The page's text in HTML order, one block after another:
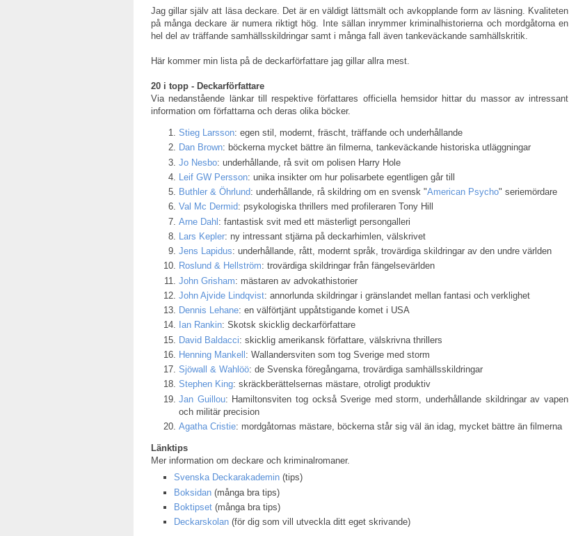
Jag gillar själv att läsa deckare. Det är en väldigt lättsmält och avkopplande form av läsning. Kvaliteten
på många deckare är numera riktigt hög. Inte sällan inrymmer kriminalhistorierna och mordgåtorna en
hel del av träffande samhällsskildringar samt i många fall även tankeväckande samhällskritik.
Här kommer min lista på de deckarförfattare jag gillar allra mest.
20 i topp - Deckarförfattare
Via nedanstående länkar till respektive författares officiella hemsidor hittar du massor av intressant
information om författarna och deras olika böcker.
Stieg Larsson: egen stil, modernt, fräscht, träffande och underhållande
Dan Brown: böckerna mycket bättre än filmerna, tankeväckande historiska utläggningar
Jo Nesbo: underhållande, rå svit om polisen Harry Hole
Leif GW Persson: unika insikter om hur polisarbete egentligen går till
Buthler & Öhrlund: underhållande, rå skildring om en svensk "American Psycho" seriemördare
Val Mc Dermid: psykologiska thrillers med profileraren Tony Hill
Arne Dahl: fantastisk svit med ett mästerligt persongalleri
Lars Kepler: ny intressant stjärna på deckarhimlen, välskrivet
Jens Lapidus: underhållande, rått, modernt språk, trovärdiga skildringar av den undre världen
Roslund & Hellström: trovärdiga skildringar från fängelsevärlden
John Grisham: mästaren av advokathistorier
John Ajvide Lindqvist: annorlunda skildringar i gränslandet mellan fantasi och verklighet
Dennis Lehane: en välförtjänt uppåtstigande komet i USA
Ian Rankin: Skotsk skicklig deckarförfattare
David Baldacci: skicklig amerikansk författare, välskrivna thrillers
Henning Mankell : Wallandersviten som tog Sverige med storm
Sjöwall & Wahlöö: de Svenska föregångarna, trovärdiga samhällsskildringar
Stephen King: skräckberättelsernas mästare, otroligt produktiv
Jan Guillou: Hamiltonsviten tog också Sverige med storm, underhållande skildringar av vapen
och militär precision
Agatha Cristie: mordgåtornas mästare, böckerna står sig väl än idag, mycket bättre än filmerna
Länktips
Mer information om deckare och kriminalromaner.
Svenska Deckarakademin(tips)
Boksidan(många bra tips)
Boktipset(många bra tips)
Deckarskolan(för dig som vill utveckla ditt eget skrivande)